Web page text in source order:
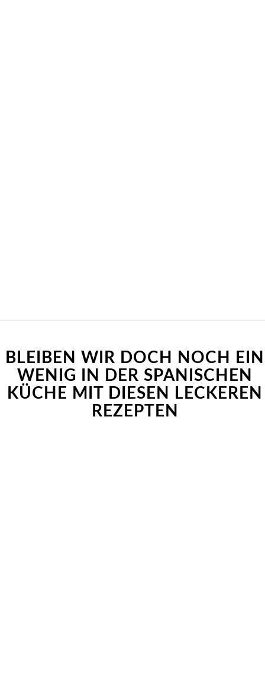
BLEIBEN WIR DOCH NOCH EIN
WENIG IN DER SPANISCHEN
KÜCHE MIT DIESEN LECKEREN
REZEPTEN